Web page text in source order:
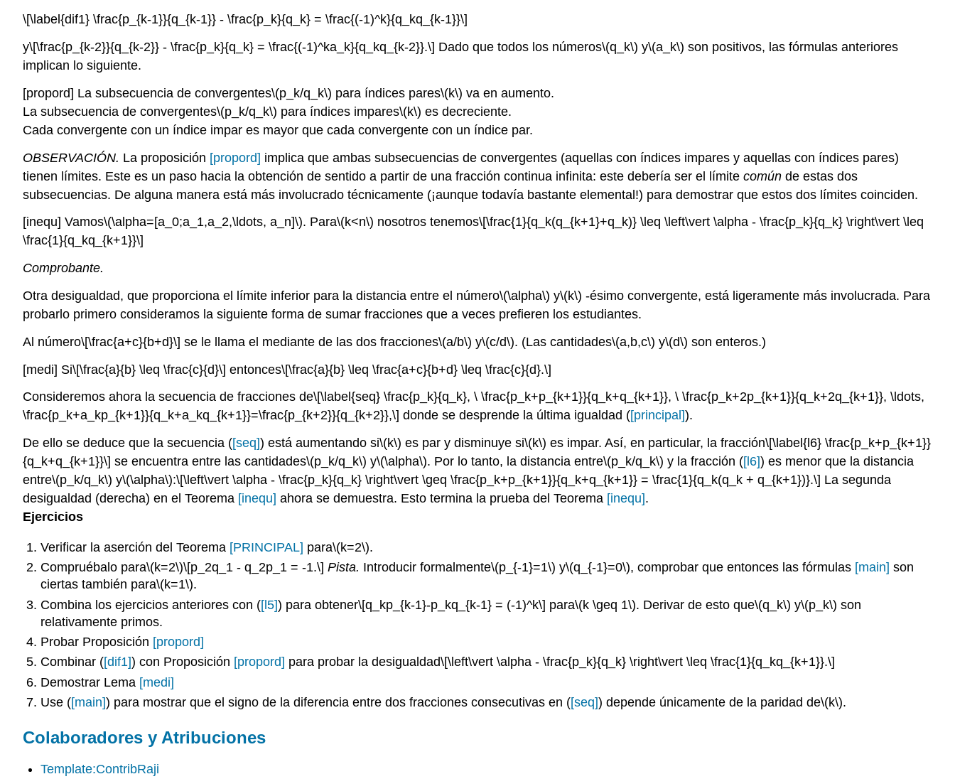
\[\label{dif1} \frac{p_{k-1}}{q_{k-1}} - \frac{p_k}{q_k} = \frac{(-1)^k}{q_kq_{k-1}}\]
y\[\frac{p_{k-2}}{q_{k-2}} - \frac{p_k}{q_k} = \frac{(-1)^ka_k}{q_kq_{k-2}}.\] Dado que todos los números\(q_k\) y\(a_k\) son positivos, las fórmulas anteriores
implican lo siguiente.
[propord] La subsecuencia de convergentes\(p_k/q_k\) para índices pares\(k\) va en aumento.
La subsecuencia de convergentes\(p_k/q_k\) para índices impares\(k\) es decreciente.
Cada convergente con un índice impar es mayor que cada convergente con un índice par.
OBSERVACIÓN. La proposición [propord] implica que ambas subsecuencias de convergentes (aquellas con índices impares y aquellas con índices pares)
tienen límites. Este es un paso hacia la obtención de sentido a partir de una fracción continua infinita: este debería ser el límite común de estas dos
subsecuencias. De alguna manera está más involucrado técnicamente (¡aunque todavía bastante elemental!) para demostrar que estos dos límites coinciden.
[inequ] Vamos\(\alpha=[a_0;a_1,a_2,\ldots, a_n]\). Para\(k<n\) nosotros tenemos\[\frac{1}{q_k(q_{k+1}+q_k)} \leq \left\vert \alpha - \frac{p_k}{q_k} \right\vert \leq
\frac{1}{q_kq_{k+1}}\]
Comprobante.
Otra desigualdad, que proporciona el límite inferior para la distancia entre el número\(\alpha\) y\(k\) -ésimo convergente, está ligeramente más involucrada. Para
probarlo primero consideramos la siguiente forma de sumar fracciones que a veces prefieren los estudiantes.
Al número\[\frac{a+c}{b+d}\] se le llama el mediante de las dos fracciones\(a/b\) y\(c/d\). (Las cantidades\(a,b,c\) y\(d\) son enteros.)
[medi] Si\[\frac{a}{b} \leq \frac{c}{d}\] entonces\[\frac{a}{b} \leq \frac{a+c}{b+d} \leq \frac{c}{d}.\]
Consideremos ahora la secuencia de fracciones de\[\label{seq} \frac{p_k}{q_k}, \ \frac{p_k+p_{k+1}}{q_k+q_{k+1}}, \ \frac{p_k+2p_{k+1}}{q_k+2q_{k+1}}, \ldots,
\frac{p_k+a_kp_{k+1}}{q_k+a_kq_{k+1}}=\frac{p_{k+2}}{q_{k+2}},\] donde se desprende la última igualdad ([principal]).
De ello se deduce que la secuencia ([seq]) está aumentando si\(k\) es par y disminuye si\(k\) es impar. Así, en particular, la fracción\[\label{l6} \frac{p_k+p_{k+1}}
{q_k+q_{k+1}}\] se encuentra entre las cantidades\(p_k/q_k\) y\(\alpha\). Por lo tanto, la distancia entre\(p_k/q_k\) y la fracción ([l6]) es menor que la distancia
entre\(p_k/q_k\) y\(\alpha\):\[\left\vert \alpha - \frac{p_k}{q_k} \right\vert \geq \frac{p_k+p_{k+1}}{q_k+q_{k+1}} = \frac{1}{q_k(q_k + q_{k+1})}.\] La segunda
desigualdad (derecha) en el Teorema [inequ] ahora se demuestra. Esto termina la prueba del Teorema [inequ].
Ejercicios
Verificar la aserción del Teorema [PRINCIPAL] para\(k=2\).
Compruébalo para\(k=2\)\[p_2q_1 - q_2p_1 = -1.\] Pista. Introducir formalmente\(p_{-1}=1\) y\(q_{-1}=0\), comprobar que entonces las fórmulas [main] son
ciertas también para\(k=1\).
Combina los ejercicios anteriores con ([l5]) para obtener\[q_kp_{k-1}-p_kq_{k-1} = (-1)^k\] para\(k \geq 1\). Derivar de esto que\(q_k\) y\(p_k\) son
relativamente primos.
Probar Proposición [propord]
Combinar ([dif1]) con Proposición [propord] para probar la desigualdad\[\left\vert \alpha - \frac{p_k}{q_k} \right\vert \leq \frac{1}{q_kq_{k+1}}.\]
Demostrar Lema [medi]
Use ([main]) para mostrar que el signo de la diferencia entre dos fracciones consecutivas en ([seq]) depende únicamente de la paridad de\(k\).
Colaboradores y Atribuciones
Template:ContribRaji